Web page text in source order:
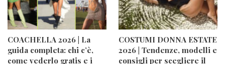
COACHELLA 2026 | La
guida completa: chi c’è,
come vederlo gratis e i
COSTUMI DONNA ESTATE
2026 | Tendenze, modelli e
consigli per scegliere il